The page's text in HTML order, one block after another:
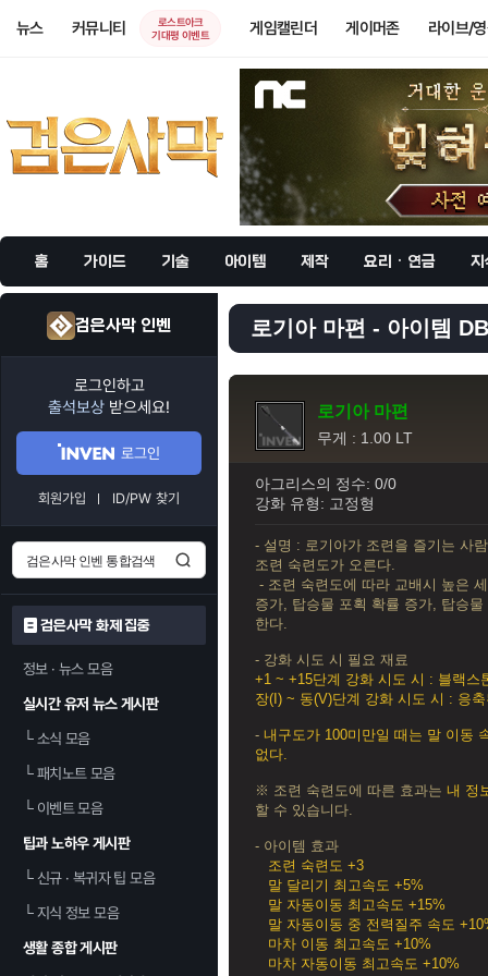
뉴스 커뮤니티
로스트아크
기대평 이벤트
게임캘린더 게이머존 라이브/
홈 가이드 기술 아이템 제작 요리 · 연금 지
검은사막 인벤
로그인하고
출석보상 받으세요!
로그인
회원가입 ID/PW 찾기
검은사막 화제 집중
정보 · 뉴스 모음
실시간 유저 뉴스 게시판
└소식 모음
└패치노트 모음
└이벤트 모음
팁과 노하우 게시판
└신규 · 복귀자 팁 모음
└지식 정보 모음
생활 종합 게시판
로기아 마편 - 아이템 DB
로기아 마편
무게 : 1.00 LT
아그리스의 정수: 0/0
강화 유형: 고정형
- 설명 : 로기아가 조련을 즐기는 사
조련 숙련도가 오른다.
- 조련 숙련도에 따라 교배시 높은
증가, 탑승물 포획 확률 증가, 탑승
한다.
- 강화 시도 시 필요 재료
+1 ~ +15단계 강화 시도 시 : 블랙스
장(I) ~ 동(V)단계 강화 시도 시 : 응
- 내구도가 100미만일 때는 말 이동
없다.
※ 조련 숙련도에 따른 효과는 내 정
할 수 있습니다.
- 아이템 효과
조련 숙련도 +3
말 달리기 최고속도 +5%
말 자동이동 최고속도 +15%
말 자동이동 중 전력질주 속도
마차 이동 최고속도 +10%
마차 자동이동 최고속도 +10%